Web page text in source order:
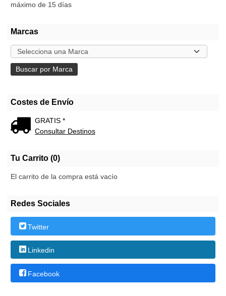
máximo de 15 días
Marcas
Costes de Envío
GRATIS *
Consultar Destinos
Tu Carrito (0)
El carrito de la compra está vacío
Redes Sociales
Twitter
Linkedin
Facebook